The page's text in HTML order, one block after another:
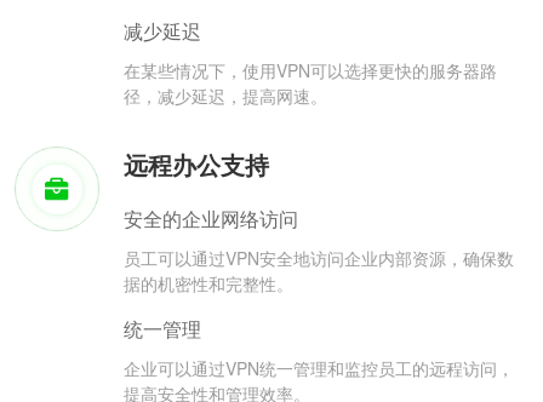
减少延迟
在某些情况下，使用VPN可以选择更快的服务器路
径，减少延迟，提高网速。
远程办公支持
安全的企业网络访问
员工可以通过VPN安全地访问企业内部资源，确保数
据的机密性和完整性。
统一管理
企业可以通过VPN统一管理和监控员工的远程访问，
提高安全性和管理效率。